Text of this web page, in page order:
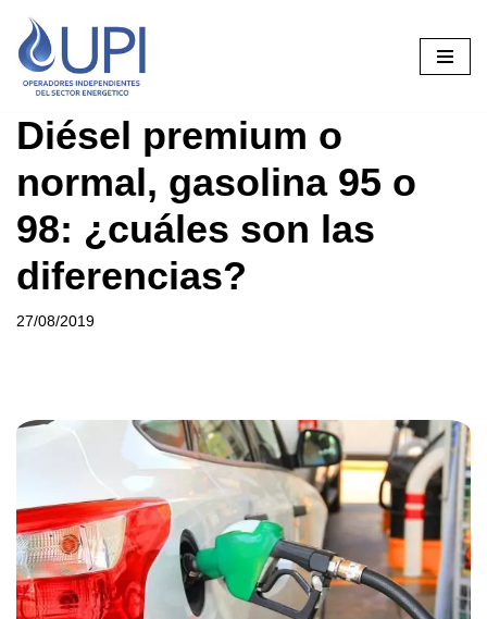
Saltar
al
Diésel premium o
normal, gasolina 95 o
98: ¿cuáles son las
diferencias?
27/08/2019